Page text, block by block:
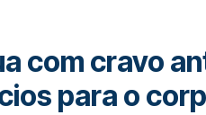
com cravo
para o